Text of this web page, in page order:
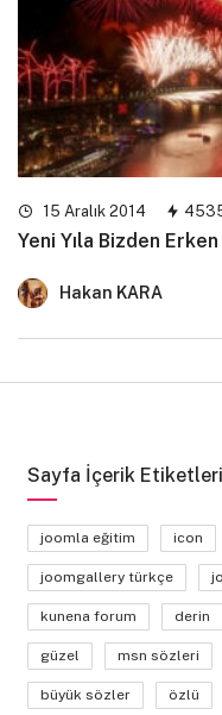
15 Aralık 2014
Yeni Yıla Bizden
Hakan KARA
Sayfa İçerik Etiketleri
joomla eğitim icon
joomgallery türkçe
kunena forum derin
güzel msn sözleri
büyük sözler özlü